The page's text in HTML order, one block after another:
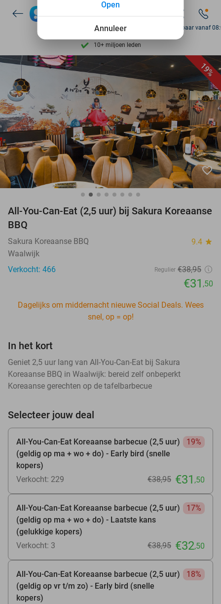
7 dagen per week beschikbaar
10+ miljoen leden
9,4 op basis van
Ontdek 15.000+ deals
7 dagen per week beschikbaar
10+ miljoen leden
Bereikbaar vanaf
19%
favorite_border
All-You-Can-Eat (2,5 uur) bij Sakura Koreaanse
BBQ
Sakura Koreaanse BBQ 9.4 star
Waalwijk
Verkocht: 466
Regulier €38,95
€31 ,50
Dagelijks om middernacht nieuwe Social Deals. Wees
snel, op = op!
In het kort
Geniet 2,5 uur lang van All-You-Can-Eat bij Sakura
Koreaanse BBQ in Waalwijk: bereid zelf onbeperkt
Koreaanse gerechten op de tafelbarbecue
Selecteer jouw deal
All-You-Can-Eat Koreaanse barbecue (2,5 uur)
(geldig op ma + wo + do) - Early bird (snelle
kopers)
19%
Verkocht: 229 €38,95 €31 ,50
All-You-Can-Eat Koreaanse barbecue (2,5 uur)
(geldig op ma + wo + do) - Laatste kans
(gelukkige kopers)
17%
Verkocht: 3 €38,95 €32,50
All-You-Can-Eat Koreaanse barbecue (2,5 uur)
(geldig op vr t/m zo) - Early bird (snelle
kopers)
18%
Annuleer
Open